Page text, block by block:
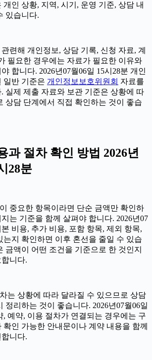
개인 상황, 지역, 시기, 운영 기준, 상담 내
있습니다.
련해 개인정보, 상담 기록, 신청 자료, 계
필요한 경우에는 자료가 필요한 이유와
합니다. 2026년07월06일 15시28분 개인
일반 기준은 개인정보보호위원회 자료를
실제 제출 자료와 보관 기준은 상황에 따
상담 단계에서 직접 확인하는 것이 좋습
과 절차 확인 방법 2026년
28분
중요한 항목이라면 단순 금액만 확인하
는 기준을 함께 살펴야 합니다. 2026년07
본 비용, 추가 비용, 포함 항목, 제외 항목,
는지 확인하면 이후 혼선을 줄일 수 있습
금액이 어떤 조건을 기준으로 한 것인지
니다.
는 상황에 따라 달라질 수 있으므로 상담
정리하는 것이 좋습니다. 2026년07월06일
, 예약, 이용 절차가 연결되는 경우에는 구
확인 가능한 안내문이나 계약 내용을 함께
니다.